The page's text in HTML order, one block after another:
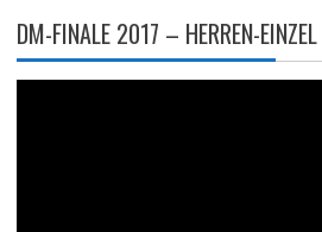
DM-FINALE 2017 – HERREN-EINZEL